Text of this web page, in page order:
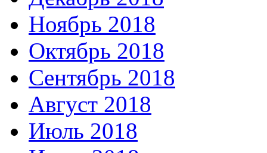
Ноябрь 2018
Октябрь 2018
Сентябрь 2018
Август 2018
Июль 2018